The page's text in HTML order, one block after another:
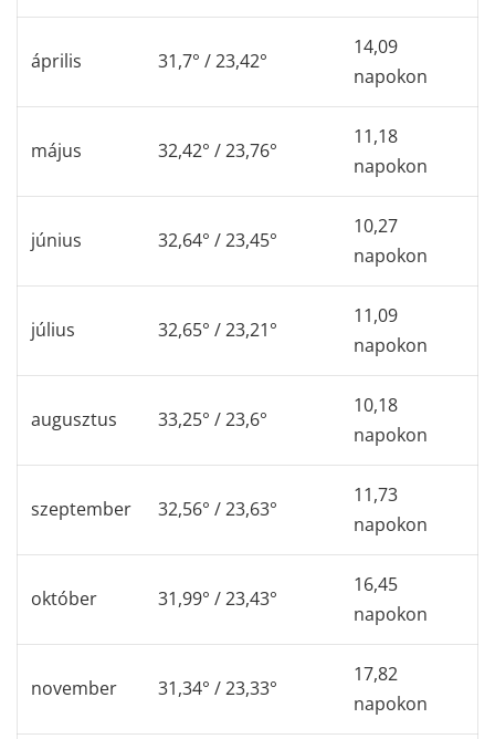
április 31,7° / 23,42°
14,09
napokon
május 32,42° / 23,76°
11,18
napokon
június 32,64° / 23,45°
10,27
napokon
július 32,65° / 23,21°
11,09
napokon
augusztus 33,25° / 23,6°
10,18
napokon
szeptember 32,56° / 23,63°
11,73
napokon
október 31,99° / 23,43°
16,45
napokon
november 31,34° / 23,33°
17,82
napokon